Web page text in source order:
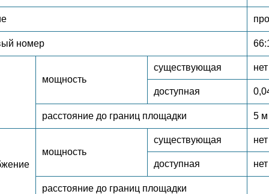
номер
мощность
существующая нет
доступная
расстояние до границ площадки 5 м
мощность
существующая нет
доступная нет
расстояние до границ площадки